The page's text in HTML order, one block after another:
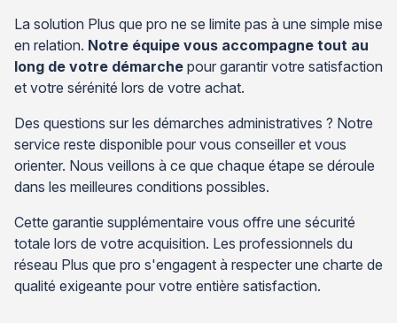
La solution Plus que pro ne se limite pas à une simple mise
en relation. Notre équipe vous accompagne tout au
long de votre démarche pour garantir votre satisfaction
et votre sérénité lors de votre achat.
Des questions sur les démarches administratives ? Notre
service reste disponible pour vous conseiller et vous
orienter. Nous veillons à ce que chaque étape se déroule
dans les meilleures conditions possibles.
Cette garantie supplémentaire vous offre une sécurité
totale lors de votre acquisition. Les professionnels du
réseau Plus que pro s'engagent à respecter une charte de
qualité exigeante pour votre entière satisfaction.